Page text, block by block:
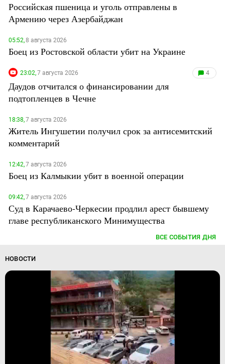
Российская пшеница и уголь отправлены в
Армению через Азербайджан
05:52,8 августа 2026
Боец из Ростовской области убит на Украине
23:02,7 августа 2026 4
Даудов отчитался о финансировании для
подтопленцев в Чечне
18:38,7 августа 2026
Житель Ингушетии получил срок за антисемитский
комментарий
12:42,7 августа 2026
Боец из Калмыкии убит в военной операции
09:42,7 августа 2026
Суд в Карачаево-Черкесии продлил арест бывшему
главе республиканского Минимущества
ВСЕ СОБЫТИЯ ДНЯ
НОВОСТИ